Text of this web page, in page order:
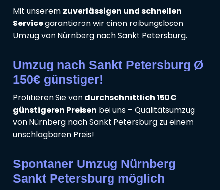
Mit unserem zuverlässigen und schnellen
Servicegarantieren wir einen reibungslosen
Umzug von Nürnberg nach Sankt Petersburg.
Umzug nach Sankt Petersburg Ø
150€ günstiger!
Profitieren Sie von durchschnittlich 150€
günstigeren Preisen bei uns – Qualitätsumzug
von Nürnberg nach Sankt Petersburg zu einem
unschlagbaren Preis!
Spontaner Umzug Nürnberg
Sankt Petersburg möglich